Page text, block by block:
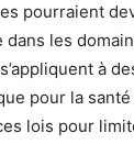
pourraient
les
à
pour la
lois pour